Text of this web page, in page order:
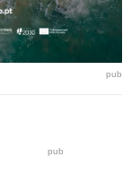
pub
pub